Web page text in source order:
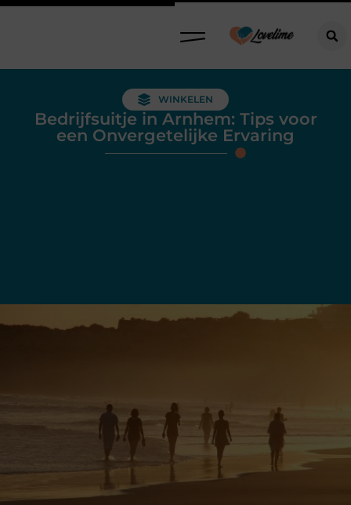
WINKELEN
Bedrijfsuitje in Arnhem: Tips voor
een Onvergetelijke Ervaring